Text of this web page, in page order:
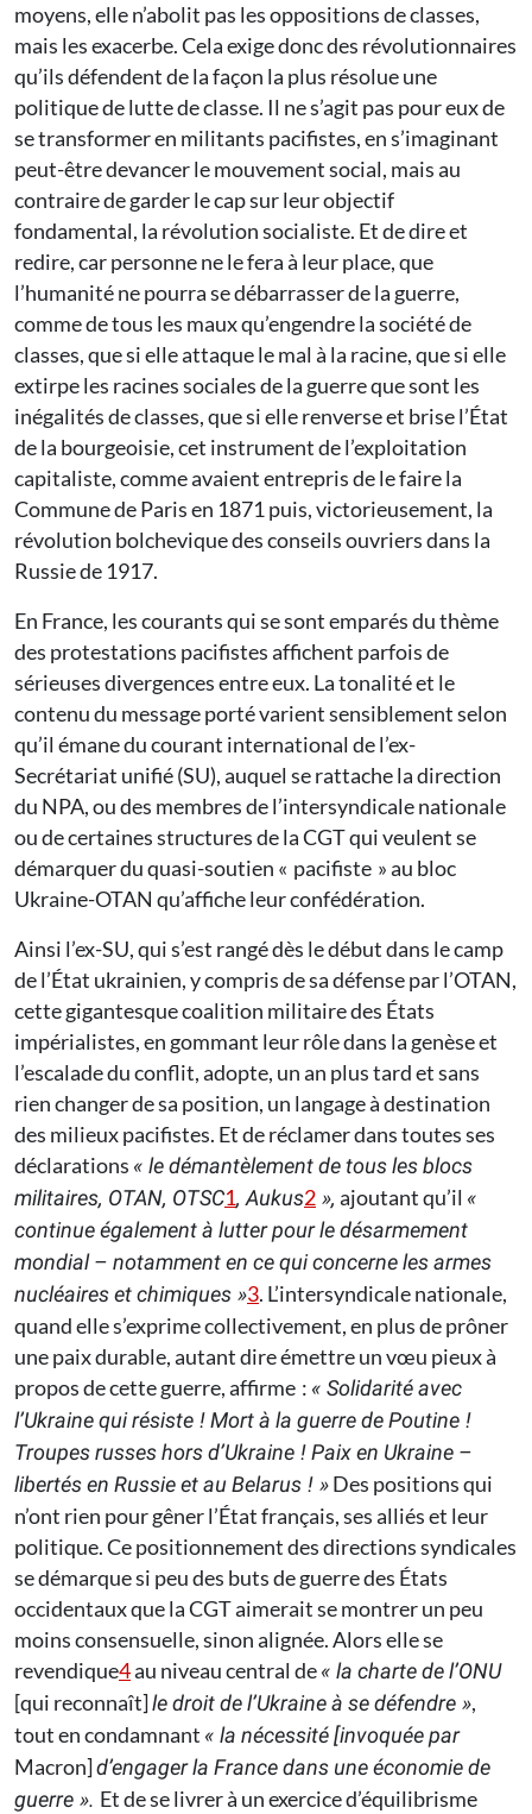
moyens, elle n’abolit pas les oppositions de classes,
mais les exacerbe. Cela exige donc des révolutionnaires
qu’ils défendent de la façon la plus résolue une
politique de lutte de classe. Il ne s’agit pas pour eux de
se transformer en militants pacifistes, en s’imaginant
peut-être devancer le mouvement social, mais au
contraire de garder le cap sur leur objectif
fondamental, la révolution socialiste. Et de dire et
redire, car personne ne le fera à leur place, que
l’humanité ne pourra se débarrasser de la guerre,
comme de tous les maux qu’engendre la société de
classes, que si elle attaque le mal à la racine, que si elle
extirpe les racines sociales de la guerre que sont les
inégalités de classes, que si elle renverse et brise l’État
de la bourgeoisie, cet instrument de l’exploitation
capitaliste, comme avaient entrepris de le faire la
Commune de Paris en 1871 puis, victorieusement, la
révolution bolchevique des conseils ouvriers dans la
Russie de 1917.
En France, les courants qui se sont emparés du thème
des protestations pacifistes affichent parfois de
sérieuses divergences entre eux. La tonalité et le
contenu du message porté varient sensiblement selon
qu’il émane du courant international de l’ex-
Secrétariat unifié (SU), auquel se rattache la direction
du NPA, ou des membres de l’intersyndicale nationale
ou de certaines structures de la CGT qui veulent se
démarquer du quasi-soutien « pacifiste » au bloc
Ukraine-OTAN qu’affiche leur confédération.
Ainsi l’ex-SU, qui s’est rangé dès le début dans le camp
de l’État ukrainien, y compris de sa défense par l’OTAN,
cette gigantesque coalition militaire des États
impérialistes, en gommant leur rôle dans la genèse et
l’escalade du conflit, adopte, un an plus tard et sans
rien changer de sa position, un langage à destination
des milieux pacifistes. Et de réclamer dans toutes ses
déclarations « le démantèlement de tous les blocs
militaires, OTAN, OTSC1, Aukus2 », ajoutant qu’il «
continue également à lutter pour le désarmement
mondial – notamment en ce qui concerne les armes
nucléaires et chimiques »3. L’intersyndicale nationale,
quand elle s’exprime collectivement, en plus de prôner
une paix durable, autant dire émettre un vœu pieux à
propos de cette guerre, affirme : « Solidarité avec
l’Ukraine qui résiste ! Mort à la guerre de Poutine !
Troupes russes hors d’Ukraine ! Paix en Ukraine –
libertés en Russie et au Belarus ! »Des positions qui
n’ont rien pour gêner l’État français, ses alliés et leur
politique. Ce positionnement des directions syndicales
se démarque si peu des buts de guerre des États
occidentaux que la CGT aimerait se montrer un peu
moins consensuelle, sinon alignée. Alors elle se
revendique4au niveau central de« la charte de l’ONU
[qui reconnaît]le droit de l’Ukraine à se défendre »,
tout en condamnant « la nécessité [invoquée par
Macron]d’engager la France dans une économie de
guerre ». Et de se livrer à un exercice d’équilibrisme